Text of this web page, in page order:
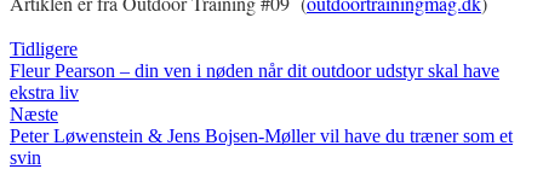
Tidligere
Fleur Pearson – din ven i nøden når dit outdoor udstyr skal have
ekstra liv
Næste
Peter Løwenstein & Jens Bojsen-Møller vil have du træner som et
svin